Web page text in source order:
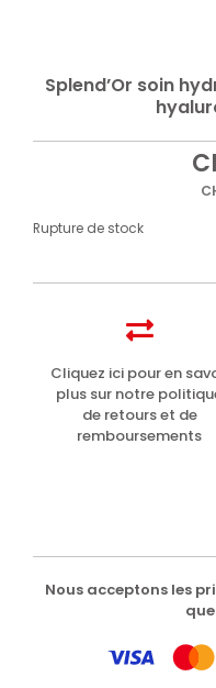
Splend’Or soin
Rupture de stock
Cliquez ici pour en
plus sur notre
de retours et de
remboursements
Nous acceptons les